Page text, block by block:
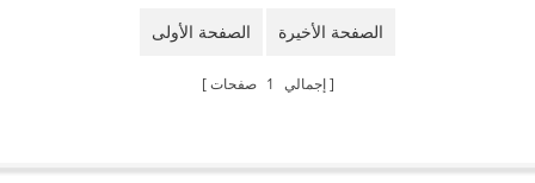
الصفحة الأولى الصفحة الأخيرة
إجمالي 1 صفحات